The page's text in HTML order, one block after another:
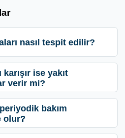
nasıl tespit edilir?
ise yakıt
verir mi?
bakım
olur?